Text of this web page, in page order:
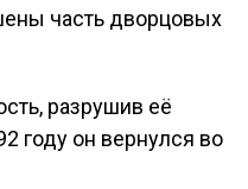
часть дворцовых
разрушив её
году он вернулся во